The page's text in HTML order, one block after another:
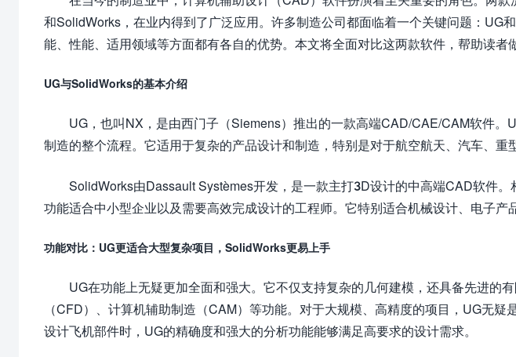
和SolidWorks，在业内得到了广泛应用。许多制造公司都面临着一个关键问题：UG
能、性能、适用领域等方面都有各自的优势。本文将全面对比这两款软件，帮助读者
UG与SolidWorks的基本介绍
UG，也叫NX，是由西门子（Siemens）推出的一款高端CAD/CAE/CAM软件。
制造的整个流程。它适用于复杂的产品设计和制造，特别是对于航空航天、汽车、重
SolidWorks由Dassault Systèmes开发，是一款主打3D设计的中高端CAD软件。
功能适合中小型企业以及需要高效完成设计的工程师。它特别适合机械设计、电子产
功能对比：UG更适合大型复杂项目，SolidWorks更易上手
UG在功能上无疑更加全面和强大。它不仅支持复杂的几何建模，还具备先进的
（CFD）、计算机辅助制造（CAM）等功能。对于大规模、高精度的项目，UG无疑
设计飞机部件时，UG的精确度和强大的分析功能能够满足高要求的设计需求。